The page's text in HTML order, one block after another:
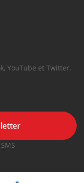
YouTube et Twitter.